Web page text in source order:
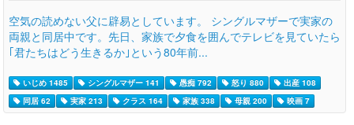
空気の読めない父に辟易としています。 シングルマザーで実家の
両親と同居中です。先日、家族で夕食を囲んでテレビを見ていたら
｢君たちはどう生きるか｣という80年前...
いじめ 1485 シングルマザー 141 愚痴 792 怒り 880
出産 108
同居 62
実家 213 クラス 164 家族 338 母親 200 映画 7